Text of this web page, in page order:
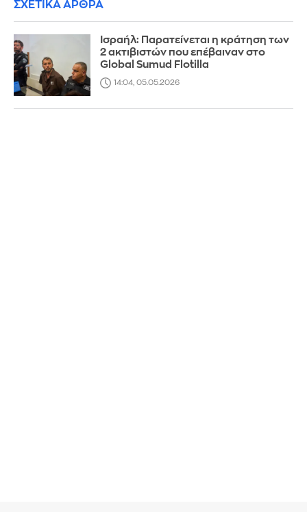
ΣΧΕΤΙΚΑ ΑΡΘΡΑ
Ισραήλ: Παρατείνεται η κράτηση των
2 ακτιβιστών που επέβαιναν στο
Global Sumud Flotilla
14:04, 05.05.2026